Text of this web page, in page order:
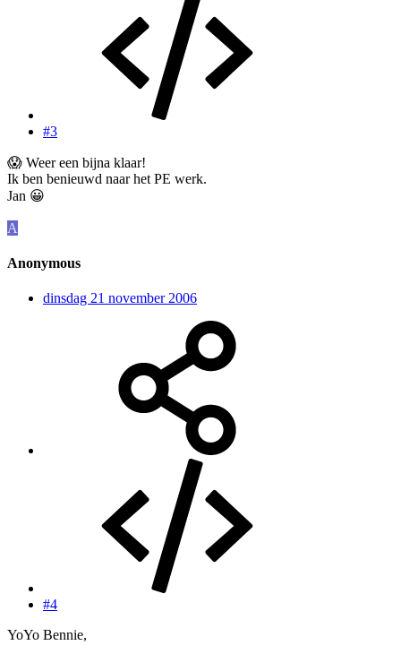
#3
😱 Weer een bijna klaar!
Ik ben benieuwd naar het PE werk.
Jan 😀
A
Anonymous
dinsdag 21 november 2006
#4
YoYo Bennie,